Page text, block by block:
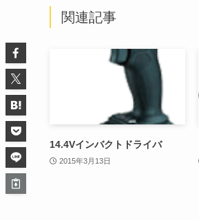
関連記事
14.4Vインバクトドライバ
2015年3月13日